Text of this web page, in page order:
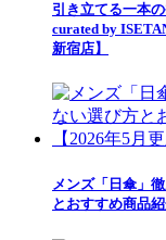
引き立てる一本
curated by
新宿店】
メンズ「日傘」
とおすすめ商品